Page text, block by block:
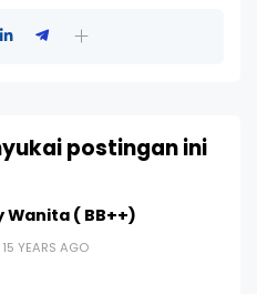
postingan ini
Wanita ( BB++)
15 YEARS AGO